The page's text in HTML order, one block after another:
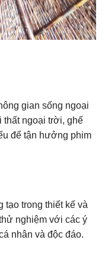
gian sống ngoại
thất ngoại trời, ghế
để tận hưởng phim
tạo trong thiết kế và
nghiệm với các ý
nhân và độc đáo.